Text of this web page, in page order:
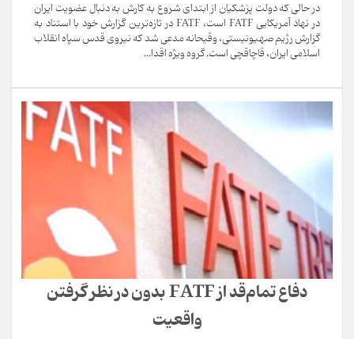
در حالی که دولت پزشکیان از ابتدای شروع به کارش به دنبال عضویت ایران
در نهاد آمریکایی FATF است، FATF در تازه‌ترین گزارش خود با استناد به
گزارش رژیم صهیونیستی، وقیحانه مدعی شد که نیروی قدس سپاه انقلاب
اسلامی ایران، قاچاقچی است. گروه ویژه اقدا...
دفاع تمام‌قد از FATF بدون در نظر گرفتن
واقعیت